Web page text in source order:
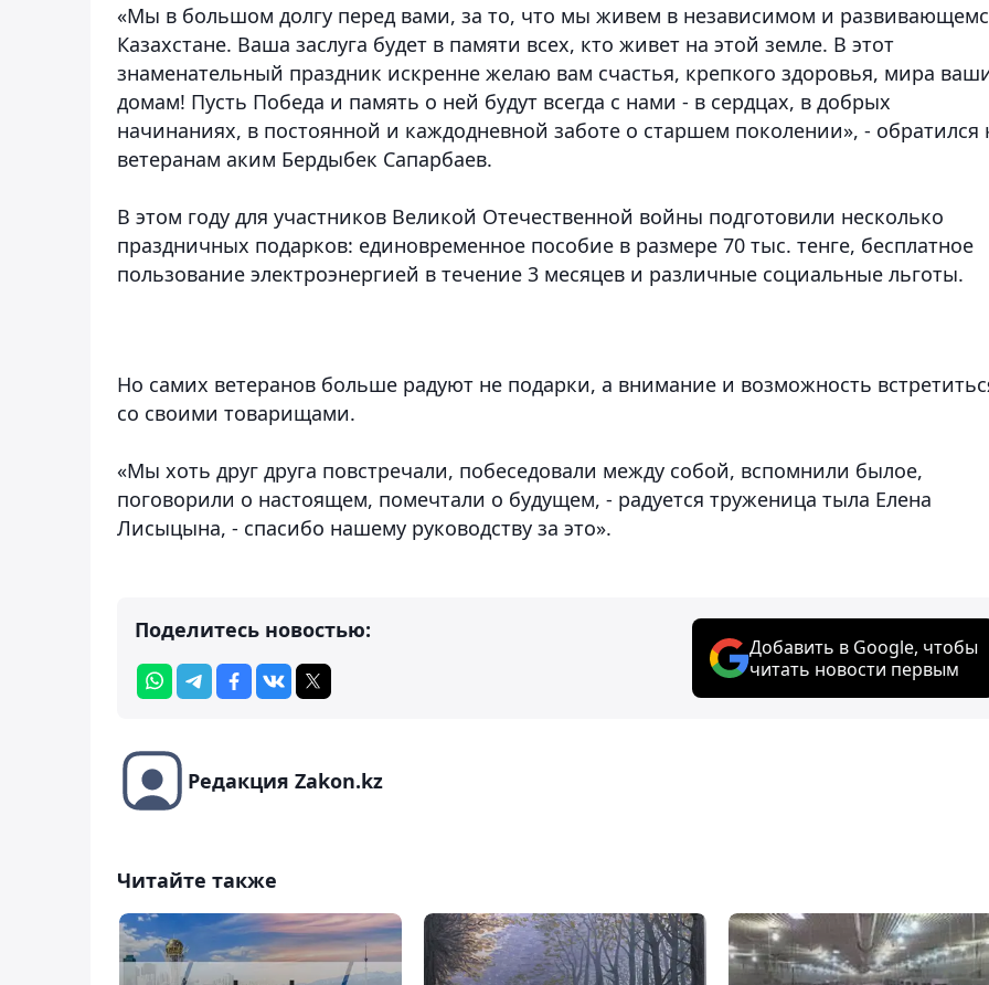
«Мы в большом долгу перед вами, за то, что мы живем в независимом и
Казахстане. Ваша заслуга будет в памяти всех, кто живет на этой земле. В этот
знаменательный праздник искренне желаю вам счастья, крепкого здоровья, мира
домам! Пусть Победа и память о ней будут всегда с нами - в сердцах, в добрых
начинаниях, в постоянной и каждодневной заботе о старшем поколении», - обратился
ветеранам аким Бердыбек Сапарбаев.
В этом году для участников Великой Отечественной войны подготовили несколько
праздничных подарков: единовременное пособие в размере 70 тыс. тенге, бесплатное
пользование электроэнергией в течение 3 месяцев и различные социальные льготы.
Но самих ветеранов больше радуют не подарки, а внимание и возможность
со своими товарищами.
«Мы хоть друг друга повстречали, побеседовали между собой, вспомнили былое,
поговорили о настоящем, помечтали о будущем, - радуется труженица тыла Елена
Лисыцына, - спасибо нашему руководству за это».
Поделитесь новостью:
Добавить в Google, чтобы
читать новости первым
Редакция Zakon.kz
Читайте также